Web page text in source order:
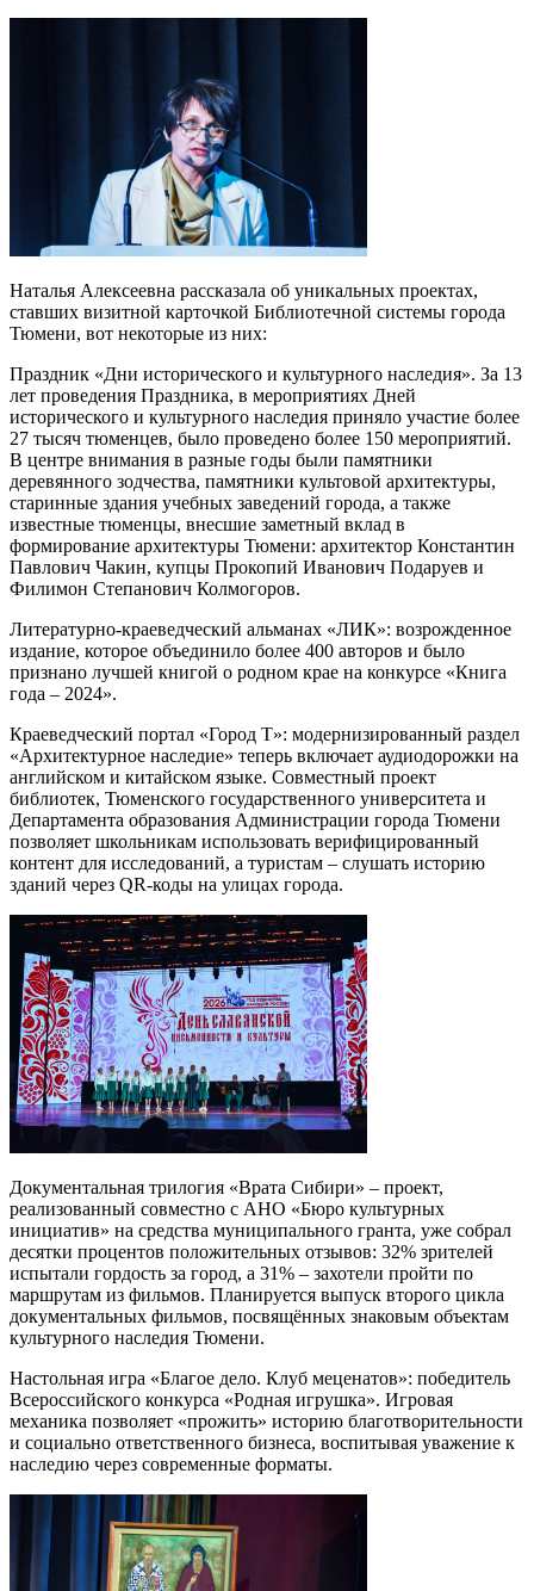
Наталья Алексеевна рассказала об уникальных проектах,
ставших визитной карточкой Библиотечной системы города
Тюмени, вот некоторые из них:
Праздник «Дни исторического и культурного наследия». За 13
лет проведения Праздника, в мероприятиях Дней
исторического и культурного наследия приняло участие более
27 тысяч тюменцев, было проведено более 150 мероприятий.
В центре внимания в разные годы были памятники
деревянного зодчества, памятники культовой архитектуры,
старинные здания учебных заведений города, а также
известные тюменцы, внесшие заметный вклад в
формирование архитектуры Тюмени: архитектор Константин
Павлович Чакин, купцы Прокопий Иванович Подаруев и
Филимон Степанович Колмогоров.
Литературно-краеведческий альманах «ЛИК»: возрожденное
издание, которое объединило более 400 авторов и было
признано лучшей книгой о родном крае на конкурсе «Книга
года – 2024».
Краеведческий портал «Город Т»: модернизированный раздел
«Архитектурное наследие» теперь включает аудиодорожки на
английском и китайском языке. Совместный проект
библиотек, Тюменского государственного университета и
Департамента образования Администрации города Тюмени
позволяет школьникам использовать верифицированный
контент для исследований, а туристам – слушать историю
зданий через QR-коды на улицах города.
Документальная трилогия «Врата Сибири» – проект,
реализованный совместно с АНО «Бюро культурных
инициатив» на средства муниципального гранта, уже собрал
десятки процентов положительных отзывов: 32% зрителей
испытали гордость за город, а 31% – захотели пройти по
маршрутам из фильмов. Планируется выпуск второго цикла
документальных фильмов, посвящённых знаковым объектам
культурного наследия Тюмени.
Настольная игра «Благое дело. Клуб меценатов»: победитель
Всероссийского конкурса «Родная игрушка». Игровая
механика позволяет «прожить» историю благотворительности
и социально ответственного бизнеса, воспитывая уважение к
наследию через современные форматы.